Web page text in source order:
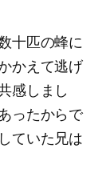
十匹の蜂に
かえて逃げ
感しまし
ったからで
ていた兄は